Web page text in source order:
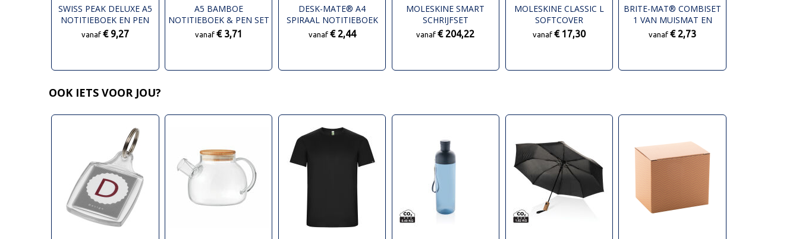
SWISS PEAK DELUXE A5
NOTITIEBOEK EN PEN
SET
vanaf € 9,27
A5 BAMBOE
NOTITIEBOEK & PEN SET
vanaf € 3,71
DESK-MATE® A4
SPIRAAL NOTITIEBOEK
vanaf € 2,44
MOLESKINE SMART
SCHRIJFSET
vanaf€ 204,22
MOLESKINE CLASSIC L
SOFTCOVER
NOTITIEBOEK - EFFEN
vanaf € 17,30
BRITE-MAT® COMBISET
1 VAN MUISMAT EN
ONDERZETTER
vanaf€ 2,73
OOK IETS VOOR JOU?